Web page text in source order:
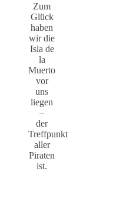
Zum
Glück
haben
wir die
Isla de
la
Muerto
vor
uns
liegen
–
der
Treffpunkt
aller
Piraten
ist.